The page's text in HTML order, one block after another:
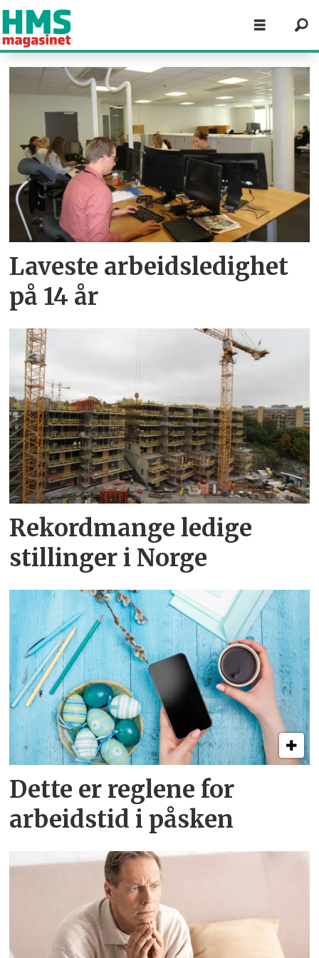
Tag:
arbeidsliv
Laveste arbeidsledighet
på 14 år
Rekordmange ledige
stillinger i Norge
Dette er reglene for
arbeidstid i påsken